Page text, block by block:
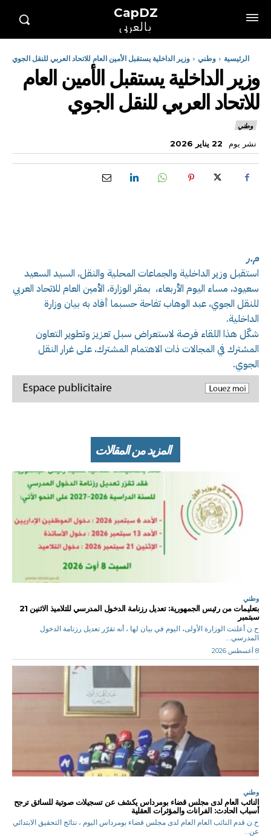
CapDZ
بالعربي
الرئيسية وطني وزير الداخلية يستقبل الأمين العام للاتحاد العربي للنقل الجوي
وزير الداخلية يستقبل الأمين العام
للاتحاد العربي للنقل الجوي
وطني
نشر يوم 22 يناير 2026
م.ر
استقبل وزير الداخلية والجماعات المحلية والنقل، السيد السعيد
سعيود، مساء اليوم الأربعاء، بمقر الوزارة، الأمين العام للاتحاد العربي
للنقل الجوي، عبد الوهاب تفاحة حسبما أفاد به بيان وزارة
الداخلية.
شكّل هذا اللقاء فرصة لاستعراض سبل تعزيز وتطوير التعاون
المشترك في المجالات ذات الاهتمام المشترك، على غرار النقل
الجوي.
المزيد من المقالات
وطني
بتعليمات من رئيس الجمهورية: تعديل رزنامة الدخول المدرسي للتلاميذ الاثنين 21
سبتمبر
ح.ن أعلنت الوزارة الأولى، اليوم في بيان لها ، أنه تقرّر تعديل رزنامة الدخول
المدرسي...
8 أغسطس 2026
وطني
النائب العام لدى مجلس قضاء بومرداس يكشف عن تسجيلات صوتية للسائق ترجح
أسباب الحادث: الفرانات والمؤثرات العقلية
ح.ن قدم النائب العام العام لدى مجلس قضاء بومرداس اليوم ، نتائج التحقيق الابتدائي
عن...